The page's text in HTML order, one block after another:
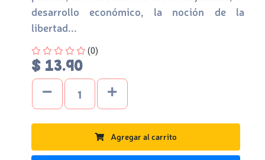
desarrollo económico, la noción de la
libertad...
Four out of Five Stars
(0)
$ 13.90
Agregar al carrito